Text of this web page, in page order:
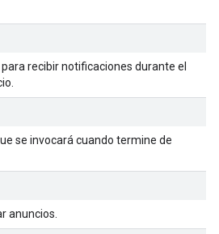
recibir notificaciones durante el
se invocará cuando termine de
anuncios.